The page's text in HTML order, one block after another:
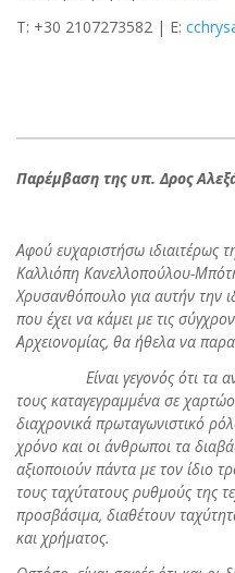
Τ: +30 2107273582 | Ε:
Παρέμβαση της υπ. Δρος
Αφού ευχαριστήσω ιδιαιτέρως
Καλλιόπη Κανελλοπούλου-
Χρυσανθόπουλο για αυτήν την
που έχει να κάμει με τις
Αρχειονομίας, θα ήθελα να
Είναι γεγονός ότι τα
τους καταγεγραμμένα σε
διαχρονικά πρωταγωνιστικό
χρόνο και οι άνθρωποι τα
αξιοποιούν πάντα με τον ίδιο
τους ταχύτατους ρυθμούς της
προσβάσιμα, διαθέτουν
και χρήματος.